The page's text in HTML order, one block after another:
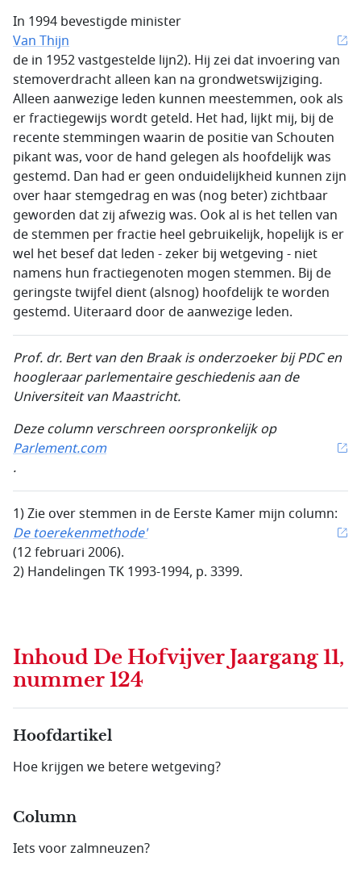
In 1994 bevestigde minister
Van Thijn
de in 1952 vastgestelde lijn2). Hij zei dat invoering van
stemoverdracht alleen kan na grondwetswijziging.
Alleen aanwezige leden kunnen meestemmen, ook als
er fractiegewijs wordt geteld. Het had, lijkt mij, bij de
recente stemmingen waarin de positie van Schouten
pikant was, voor de hand gelegen als hoofdelijk was
gestemd. Dan had er geen onduidelijkheid kunnen zijn
over haar stemgedrag en was (nog beter) zichtbaar
geworden dat zij afwezig was. Ook al is het tellen van
de stemmen per fractie heel gebruikelijk, hopelijk is er
wel het besef dat leden - zeker bij wetgeving - niet
namens hun fractiegenoten mogen stemmen. Bij de
geringste twijfel dient (alsnog) hoofdelijk te worden
gestemd. Uiteraard door de aanwezige leden.
Prof. dr. Bert van den Braak is onderzoeker bij PDC en
hoogleraar parlementaire geschiedenis aan de
Universiteit van Maastricht.
Deze column verschreen oorspronkelijk op
Parlement.com
.
1) Zie over stemmen in de Eerste Kamer mijn column:
De toerekenmethode'
(12 februari 2006).
2) Handelingen TK 1993-1994, p. 3399.
Inhoud De Hofvijver Jaargang 11,
nummer 124
Hoofdartikel
Hoe krijgen we betere wetgeving?
Column
Iets voor zalmneuzen?